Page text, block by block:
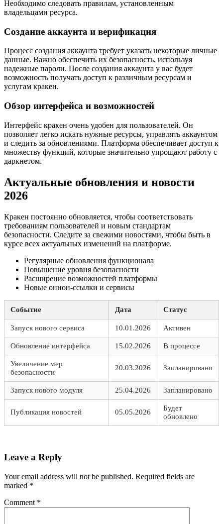
Необходимо следовать правилам, установленным
владельцами ресурса.
Создание аккаунта и верификация
Процесс создания аккаунта требует указать некоторые личные
данные. Важно обеспечить их безопасность, используя
надежные пароли. После создания аккаунта у вас будет
возможность получать доступ к различным ресурсам и
услугам кракен.
Обзор интерфейса и возможностей
Интерфейс кракен очень удобен для пользователей. Он
позволяет легко искать нужные ресурсы, управлять аккаунтом
и следить за обновлениями. Платформа обеспечивает доступ к
множеству функций, которые значительно упрощают работу с
даркнетом.
Актуальные обновления и новости
2026
Кракен постоянно обновляется, чтобы соответствовать
требованиям пользователей и новым стандартам
безопасности. Следите за свежими новостями, чтобы быть в
курсе всех актуальных изменений на платформе.
Регулярные обновления функционала
Повышение уровня безопасности
Расширение возможностей платформы
Новые онион-ссылки и сервисы
Событие Дата Статус
Запуск нового сервиса 10.01.2026 Активен
Обновление интерфейса 15.02.2026 В процессе
Увеличение мер
безопасности
20.03.2026 Запланировано
Запуск нового модуля 25.04.2026 Запланировано
Публикация новостей 05.05.2026
Будет
обновлено
Leave a Reply
Your email address will not be published. Required fields are
marked *
Comment *